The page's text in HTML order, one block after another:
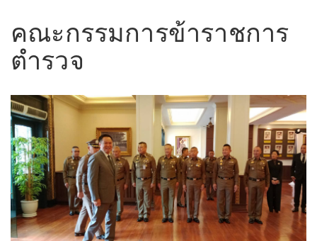
คณะกรรมการข้าราชการ
ตำรวจ